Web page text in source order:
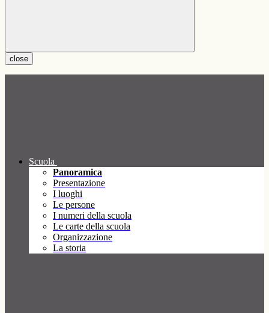
close
Scuola
Panoramica
Presentazione
I luoghi
Le persone
I numeri della scuola
Le carte della scuola
Organizzazione
La storia